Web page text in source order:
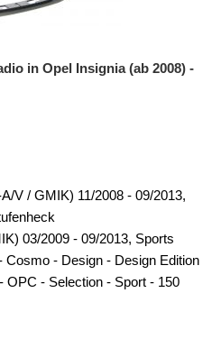
in Opel Insignia (ab 2008) -
V / GMIK) 11/2008 - 09/2013,
03/2009 - 09/2013, Sports
Cosmo - Design - Design Edition
OPC - Selection - Sport - 150